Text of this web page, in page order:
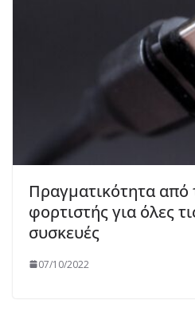
Πραγματικότητα από
φορτιστής για όλες
συσκευές
07/10/2022